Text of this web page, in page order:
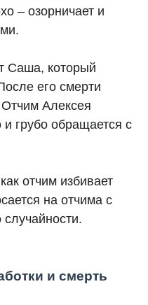
– озорничает и
Саша, который
его смерти
Алексея
и грубо обращается с
отчим избивает
на отчима с
и смерть